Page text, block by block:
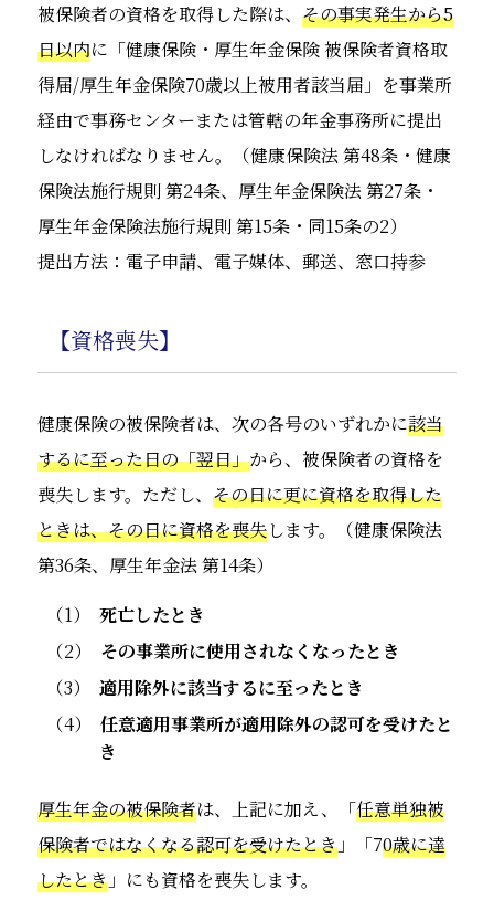
被保険者の資格を取得した際は、その事実発生から5
日以内に「健康保険・厚生年金保険 被保険者資格取
得届/厚生年金保険70歳以上被用者該当届」を事業所
経由で事務センターまたは管轄の年金事務所に提出
しなければなりません。（健康保険法 第48条・健康
保険法施行規則 第24条、厚生年金保険法 第27条・
厚生年金保険法施行規則 第15条・同15条の2）
提出方法：電子申請、電子媒体、郵送、窓口持参
【資格喪失】
健康保険の被保険者は、次の各号のいずれかに該当
するに至った日の「翌日」から、被保険者の資格を
喪失します。ただし、その日に更に資格を取得した
ときは、その日に資格を喪失します。（健康保険法
第36条、厚生年金法 第14条）
死亡したとき
その事業所に使用されなくなったとき
適用除外に該当するに至ったとき
任意適用事業所が適用除外の認可を受けたと
き
厚生年金の被保険者は、上記に加え、「任意単独被
保険者ではなくなる認可を受けたとき 」「70歳に達
したとき 」にも資格を喪失します。